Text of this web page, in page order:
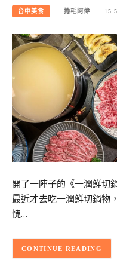
台中美食 捲毛阿偉 15
開了一陣子的《一潤鮮切
最近才去吃一潤鮮切鍋物
愧…
CONTINUE READING